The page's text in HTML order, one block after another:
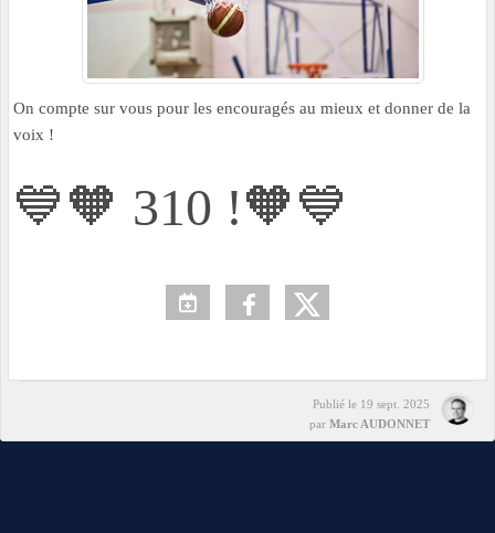
On compte sur vous pour les encouragés au mieux et donner de la
voix !
💙🧡 310 !🧡💙
Publié le 19 sept. 2025
par Marc AUDONNET